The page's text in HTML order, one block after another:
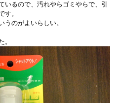
いるので、汚れやらゴミやらで、引
す。
うのがよいらしい。
。